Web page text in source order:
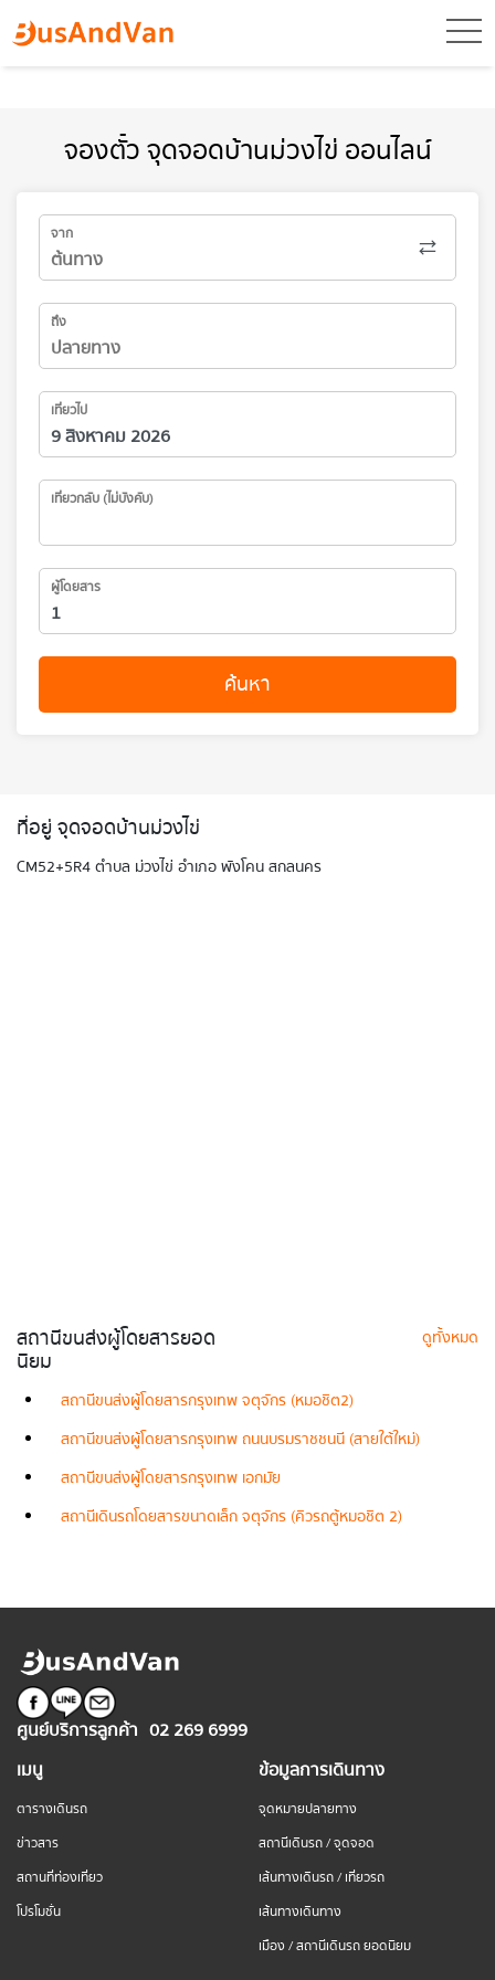
จองตั๋ว จุดจอดบ้านม่วงไข่ ออนไลน์
จาก
ถึง
เที่ยวไป
เที่ยวกลับ (ไม่บังคับ)
ผู้โดยสาร
ค้นหา
ที่อยู่ จุดจอดบ้านม่วงไข่
CM52+5R4 ตำบล ม่วงไข่ อำเภอ พังโคน สกลนคร
สถานีขนส่งผู้โดยสารยอด
นิยม
ดูทั้งหมด
สถานีขนส่งผู้โดยสารกรุงเทพ จตุจักร (หมอชิต2)
สถานีขนส่งผู้โดยสารกรุงเทพ ถนนบรมราชชนนี (สายใต้ใหม่)
สถานีขนส่งผู้โดยสารกรุงเทพ เอกมัย
สถานีเดินรถโดยสารขนาดเล็ก จตุจักร (คิวรถตู้หมอชิต 2)
ศูนย์บริการลูกค้า 02 269 6999
เมนู
ตารางเดินรถ
ข่าวสาร
สถานที่ท่องเที่ยว
โปรโมชั่น
ข้อมูลการเดินทาง
จุดหมายปลายทาง
สถานีเดินรถ / จุดจอด
เส้นทางเดินรถ / เที่ยวรถ
เส้นทางเดินทาง
เมือง / สถานีเดินรถ ยอดนิยม